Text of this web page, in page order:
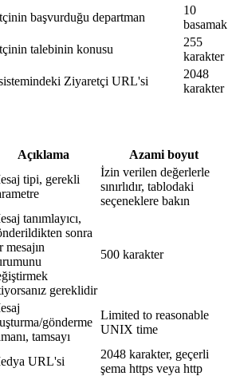
başvurduğu departman
10
basamak
talebinin konusu
255
karakter
Ziyaretçi URL'si
2048
karakter
Açıklama Azami boyut
tipi, gerekli
İzin verilen değerlerle
sınırlıdır, tablodaki
seçeneklere bakın
tanımlayıcı,
sonra
mesajın
gereklidir
500 karakter
gönderme
tamsayı
Limited to reasonable
UNIX time
URL'si
2048 karakter, geçerli
şema https veya http